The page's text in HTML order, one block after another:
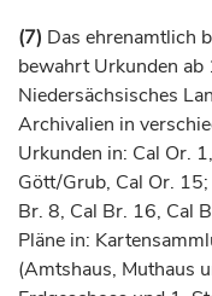
(7) Das ehrenamtlich
bewahrt Urkunden
Niedersächsisches
Archivalien in
Urkunden in: Cal Or.
Gött/Grub, Cal Or.
Br. 8, Cal Br. 16, Cal
Pläne in:
(Amtshaus, Muthaus